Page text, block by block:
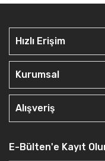
Hızlı Erişim
Kurumsal
Alışveriş
E-Bülten'e Kayıt